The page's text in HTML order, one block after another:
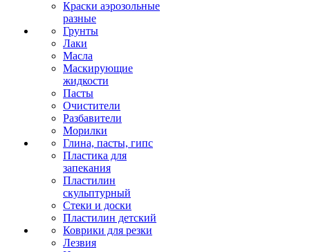
Краски аэрозольные
разные
Грунты
Лаки
Масла
Маскирующие
жидкости
Пасты
Очистители
Разбавители
Морилки
Глина, пасты, гипс
Пластика для
запекания
Пластилин
скульптурный
Стеки и доски
Пластилин детский
Коврики для резки
Лезвия